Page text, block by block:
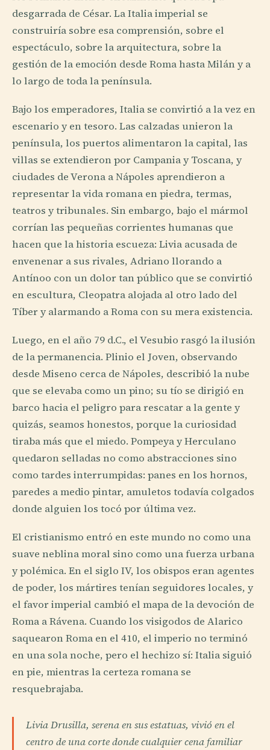
desgarrada de César. La Italia imperial se
construiría sobre esa comprensión, sobre el
espectáculo, sobre la arquitectura, sobre la
gestión de la emoción desde Roma hasta Milán y a
lo largo de toda la península.
Bajo los emperadores, Italia se convirtió a la vez en
escenario y en tesoro. Las calzadas unieron la
península, los puertos alimentaron la capital, las
villas se extendieron por Campania y Toscana, y
ciudades de Verona a Nápoles aprendieron a
representar la vida romana en piedra, termas,
teatros y tribunales. Sin embargo, bajo el mármol
corrían las pequeñas corrientes humanas que
hacen que la historia escueza: Livia acusada de
envenenar a sus rivales, Adriano llorando a
Antínoo con un dolor tan público que se convirtió
en escultura, Cleopatra alojada al otro lado del
Tíber y alarmando a Roma con su mera existencia.
Luego, en el año 79 d.C., el Vesubio rasgó la ilusión
de la permanencia. Plinio el Joven, observando
desde Miseno cerca de Nápoles, describió la nube
que se elevaba como un pino; su tío se dirigió en
barco hacia el peligro para rescatar a la gente y
quizás, seamos honestos, porque la curiosidad
tiraba más que el miedo. Pompeya y Herculano
quedaron selladas no como abstracciones sino
como tardes interrumpidas: panes en los hornos,
paredes a medio pintar, amuletos todavía colgados
donde alguien los tocó por última vez.
El cristianismo entró en este mundo no como una
suave neblina moral sino como una fuerza urbana
y polémica. En el siglo IV, los obispos eran agentes
de poder, los mártires tenían seguidores locales, y
el favor imperial cambió el mapa de la devoción de
Roma a Rávena. Cuando los visigodos de Alarico
saquearon Roma en el 410, el imperio no terminó
en una sola noche, pero el hechizo sí: Italia siguió
en pie, mientras la certeza romana se
resquebrajaba.
Livia Drusilla, serena en sus estatuas, vivió en el
centro de una corte donde cualquier cena familiar